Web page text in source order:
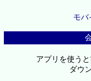
モバ
アプリを使う
ダウ